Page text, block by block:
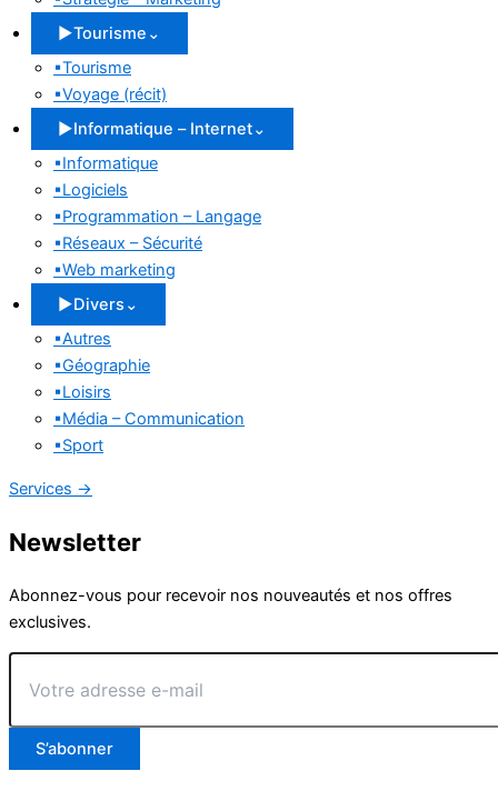
▶Tourisme ⌄
▪Tourisme
▪Voyage (récit)
▶Informatique – Internet⌄
▪Informatique
▪Logiciels
▪Programmation – Langage
▪Réseaux – Sécurité
▪Web marketing
▶Divers ⌄
▪Autres
▪Géographie
▪Loisirs
▪Média – Communication
▪Sport
Services →
Newsletter
Abonnez-vous pour recevoir nos nouveautés et nos offres
exclusives.
Votre
adresse
mail
S’abonner